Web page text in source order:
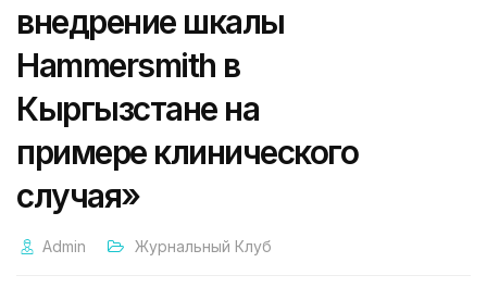
внедрение шкалы
Hammersmith в
Кыргызстане на
примере клинического
случая»
Admin Журнальный Клуб